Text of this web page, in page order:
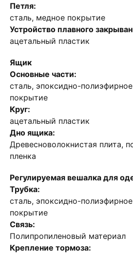
Петля:
сталь, медное покрытие
Устройство плавного
ацетальный пластик
Ящик
Основные части:
сталь, эпоксидно-
покрытие
Круг:
ацетальный пластик
Дно ящика:
Древесноволокнистая плита,
пленка
Регулируемая вешалка для
Трубка:
сталь, эпоксидно-
покрытие
Связь:
Полипропиленовый материал
Крепление тормоза: